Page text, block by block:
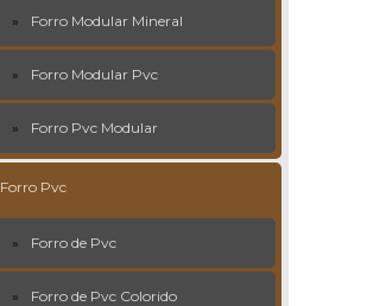
Forro Modular Mineral
Forro Modular Pvc
Forro Pvc Modular
Forro Pvc
Forro de Pvc
Forro de Pvc Colorido